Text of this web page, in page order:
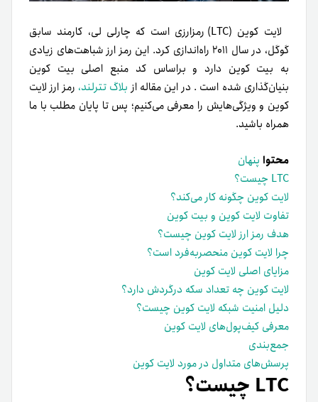
لایت کوین (LTC) رمزارزی است که چارلی لی، کارمند سابق
گوگل، در سال ۲۰۱۱ راه‌اندازی کرد. این رمز ارز شباهت‌های زیادی
به بیت کوین دارد و بر‌اساس کد منبع اصلی بیت کوین
بنیان‌گذاری شده است . در این مقاله از بلاگ تترلند، رمز ارز لایت
کوین و ویژگی‌هایش را معرفی می‌کنیم؛ پس تا پایان مطلب با ما
همراه باشید.
محتوا پنهان
LTC چیست؟
لایت کوین چگونه کار می‌کند؟
تفاوت لایت کوین و بیت کوین
هدف رمز ارز لایت کوین چیست؟
چرا لایت کوین منحصر‌به‌فرد است؟
مزایای اصلی لایت کوین
لایت کوین چه تعداد سکه در‌گردش دارد؟
دلیل امنیت شبکه لایت کوین چیست؟
معرفی کیف‌پول‌های لایت کوین
جمع‌بندی
پرسش‌های متداول در مورد لایت کوین
LTC چیست؟